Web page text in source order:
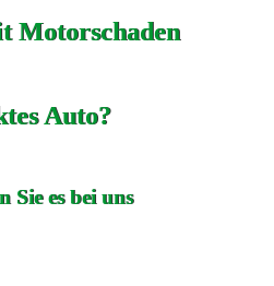
Motorschaden
Auto?
Sie es bei uns